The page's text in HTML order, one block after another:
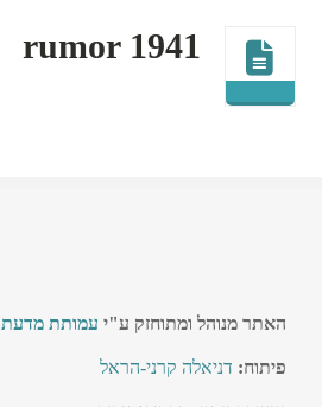
rumor 1941
האתר מנוהל ומתוחזק ע"י עמותת מדעת
פיתוח: דניאלה קרני-הראל